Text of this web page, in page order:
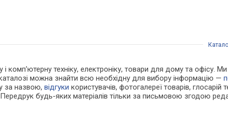
і комп'ютерну техніку, електроніку, товари для дому та офісу.
можна знайти всю необхідну для вибору інформацію —
за назвою,відгуки користувачів, фотогалереї товарів, глосарій
Передрук будь-яких матеріалів тільки за письмовою згодою